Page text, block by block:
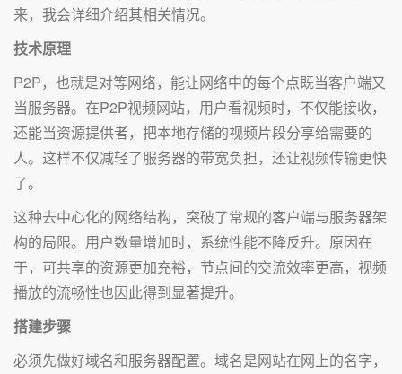
来，我会详细介绍其相关情况。
技术原理
P2P，也就是对等网络，能让网络中的每个点既当客户端又
当服务器。在P2P视频网站，用户看视频时，不仅能接收，
还能当资源提供者，把本地存储的视频片段分享给需要的
人。这样不仅减轻了服务器的带宽负担，还让视频传输更快
了。
这种去中心化的网络结构，突破了常规的客户端与服务器架
构的局限。用户数量增加时，系统性能不降反升。原因在
于，可共享的资源更加充裕，节点间的交流效率更高，视频
播放的流畅性也因此得到显著提升。
搭建步骤
必须先做好域名和服务器配置。域名是网站在网上的名字，